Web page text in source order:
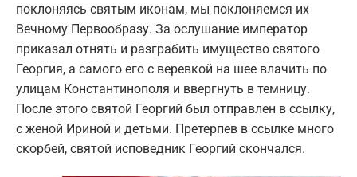
поклоняясь святым иконам, мы поклоняемся их
Вечному Первообразу. За ослушание император
приказал отнять и разграбить имущество святого
Георгия, а самого его с веревкой на шее влачить по
улицам Константинополя и ввергнуть в темницу.
После этого святой Георгий был отправлен в ссылку,
с женой Ириной и детьми. Претерпев в ссылке много
скорбей, святой исповедник Георгий скончался.